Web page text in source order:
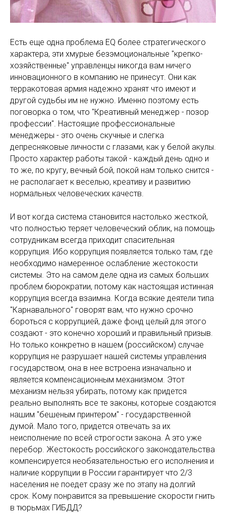
Есть еще одна проблема EQ более стратегического
характера, эти хмурые безэмоциональные "крепко-
хозяйственные" управленцы никогда вам ничего
инновационного в компанию не принесут. Они как
терракотовая армия надежно хранят что имеют и
другой судьбы им не нужно. Именно поэтому есть
поговорка о том, что "Креативный менеджер - позор
профессии". Настоящие профессиональные
менеджеры - это очень скучные и слегка
депресняковые личности с глазами, как у белой акулы.
Просто характер работы такой - каждый день одно и
то же, по кругу, вечный бой, покой нам только снится -
не располагает к веселью, креативу и развитию
нормальных человеческих качеств.
И вот когда система становится настолько жесткой,
что полностью теряет человеческий облик, на помощь
сотрудникам всегда приходит спасительная
коррупция. Ибо коррупция появляется только там, где
необходимо намеренное ослабление жестокости
системы. Это на самом деле одна из самых больших
проблем бюрократии, потому как настоящая истинная
коррупция всегда взаимна. Когда всякие деятели типа
"Карнавального" говорят вам, что нужно срочно
бороться с коррупцией, даже фонд целый для этого
создают - это конечно хороший и правильный призыв.
Но только конкретно в нашем (российском) случае
коррупция не разрушает нашей системы управления
государством, она в нее встроена изначально и
является компенсационным механизмом. Этот
механизм нельзя убирать, потому как придется
реально выполнять все те законы, которые создаются
нашим "бешеным принтером" - государственной
думой. Мало того, придется отвечать за их
неисполнение по всей строгости закона. А это уже
перебор. Жестокость российского законодательства
компенсируется необязательностью его исполнения и
наличие коррупции в России гарантирует что 2/3
населения не поедет сразу же по этапу на долгий
срок. Кому понравится за превышение скорости гнить
в тюрьмах ГИБДД?